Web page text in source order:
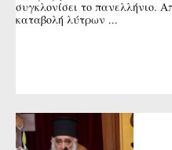
συγκλονίσει το πανελλήνιο.
καταβολή λύτρων ...